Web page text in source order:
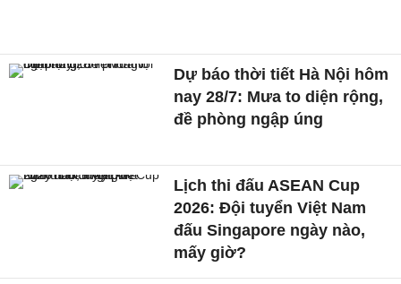
Dự báo thời tiết Hà Nội hôm
nay 28/7: Mưa to diện rộng,
đề phòng ngập úng
Lịch thi đấu ASEAN Cup
2026: Đội tuyển Việt Nam
đấu Singapore ngày nào,
mấy giờ?